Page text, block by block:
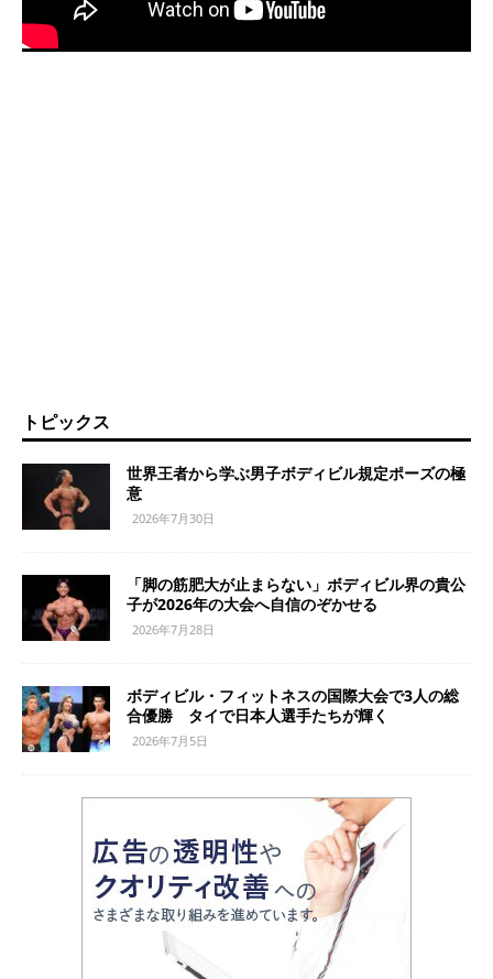
トピックス
世界王者から学ぶ男子ボディビル規定ポーズの極
意
2026年7月30日
「脚の筋肥大が止まらない」ボディビル界の貴公
子が2026年の大会へ自信のぞかせる
2026年7月28日
ボディビル・フィットネスの国際大会で3人の総
合優勝 タイで日本人選手たちが輝く
2026年7月5日